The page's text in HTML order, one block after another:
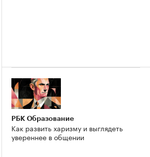
РБК Образование
Как развить харизму и выглядеть
увереннее в общении